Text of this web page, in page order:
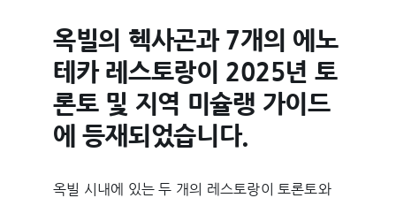
옥빌의 헥사곤과 7개의 에노
테카 레스토랑이 2025년 토
론토 및 지역 미슐랭 가이드
에 등재되었습니다.
옥빌 시내에 있는 두 개의 레스토랑이 토론토와